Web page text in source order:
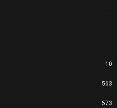
10
563
573